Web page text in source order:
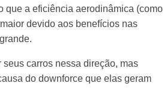
que a eficiência aerodinâmica (como
devido aos benefícios nas
carros nessa direção, mas
do downforce que elas geram